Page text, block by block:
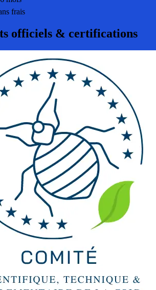
frais
officiels & certifications